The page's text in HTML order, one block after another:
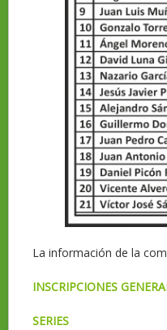
La información de la
INSCRIPCIONES
SERIES